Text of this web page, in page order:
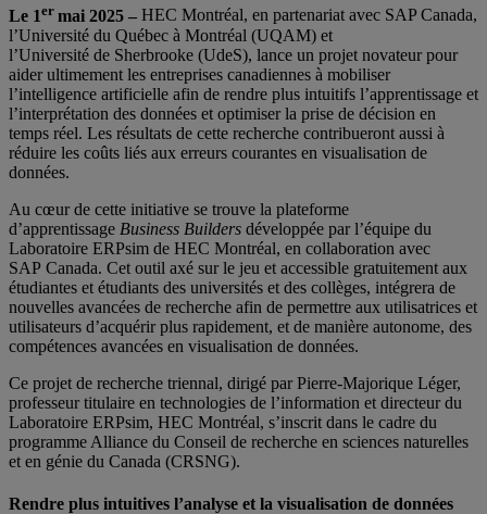
Le 1er mai 2025 – HEC Montréal, en partenariat avec SAP Canada,
l’Université du Québec à Montréal (UQAM) et
l’Université de Sherbrooke (UdeS), lance un projet novateur pour
aider ultimement les entreprises canadiennes à mobiliser
l’intelligence artificielle afin de rendre plus intuitifs l’apprentissage et
l’interprétation des données et optimiser la prise de décision en
temps réel. Les résultats de cette recherche contribueront aussi à
réduire les coûts liés aux erreurs courantes en visualisation de
données.
Au cœur de cette initiative se trouve la plateforme
d’apprentissage Business Builders développée par l’équipe du
Laboratoire ERPsim de HEC Montréal, en collaboration avec
SAP Canada. Cet outil axé sur le jeu et accessible gratuitement aux
étudiantes et étudiants des universités et des collèges, intégrera de
nouvelles avancées de recherche afin de permettre aux utilisatrices et
utilisateurs d’acquérir plus rapidement, et de manière autonome, des
compétences avancées en visualisation de données.
Ce projet de recherche triennal, dirigé par Pierre-Majorique Léger,
professeur titulaire en technologies de l’information et directeur du
Laboratoire ERPsim, HEC Montréal, s’inscrit dans le cadre du
programme Alliance du Conseil de recherche en sciences naturelles
et en génie du Canada (CRSNG).
Rendre plus intuitives l’analyse et la visualisation de données